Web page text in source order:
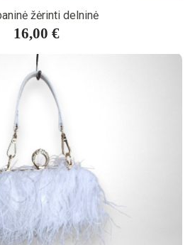
žėrinti delninė
16,00 €